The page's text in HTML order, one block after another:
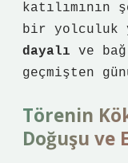
katılımının
bir yolculuk
dayalı ve
geçmişten
Törenin
Doğuşu ve